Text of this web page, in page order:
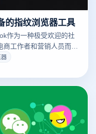
的指纹浏览器工具
作为一种极受欢迎的社
商工作者和营销人员而
必要的工作环节。然
往非常繁琐，需要投入
高批量注册效率的工具成
指纹浏览器作为一种优秀